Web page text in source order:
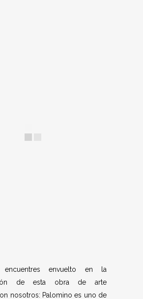
envuelto en la
de esta obra de arte
nosotros: Palomino es uno de